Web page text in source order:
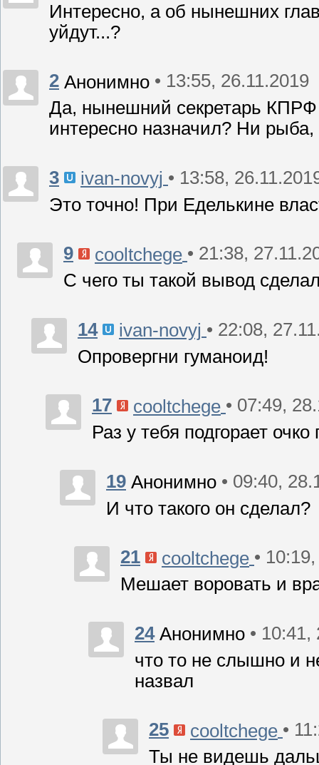
Интересно, а об нынешних
уйдут...?
2 Анонимно • 13:55, 26.11.2019
Да, нынешний секретарь КПРФ
интересно назначил? Ни
3 ivan-novyj • 13:58,
Это точно! При Еделькине
9 cooltchege • 21:38,
С чего ты такой вывод
14 ivan-novyj • 22:08,
Опровергни гуманоид!
17 cooltchege • 07:49,
Раз у тебя подгорает
19 Анонимно • 09:40,
И что такого он сделал?
21 cooltchege •
Мешает воровать и
24 Анонимно • 10:41,
что то не слышно и
назвал
25 cooltchege •
Ты не видешь